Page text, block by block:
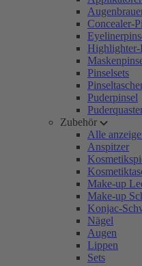
Concealer-
Highlighter-
Pinselsets
Puderpinsel
Zubehör
Alle
Anspitzer
Make-up
Make-up
Konjac-
Nägel
Augen
Lippen
Sets